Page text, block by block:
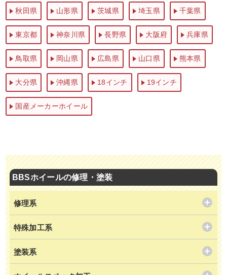
秋田県 山形県 茨城県 埼玉県 千葉県
東京都 神奈川県 長野県 大阪府 兵庫県
鳥取県 岡山県 広島県 山口県 熊本県
大分県 沖縄県 18インチ 19インチ
国産メーカーホイール
BBSホイールの修理・塗装
修理系
特殊加工系
塗装系